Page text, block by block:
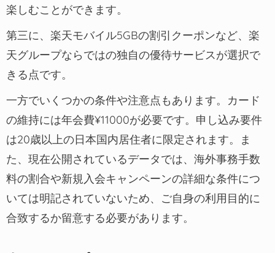
楽しむことができます。
第三に、楽天モバイル5GBの割引クーポンなど、楽
天グループならではの独自の優待サービスが選択で
きる点です。
一方でいくつかの条件や注意点もあります。カード
の維持には年会費¥11000が必要です。申し込み要件
は20歳以上の日本国内居住者に限定されます。ま
た、現在公開されているデータでは、海外事務手数
料の割合や新規入会キャンペーンの詳細な条件につ
いては明記されていないため、ご自身の利用目的に
合致するか留意する必要があります。